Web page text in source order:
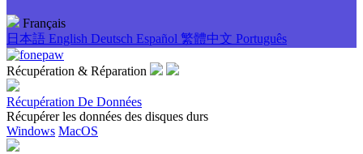
Français
日本語 English Deutsch Español 繁體中文 Português
Récupération & Réparation
Récupération De Données
Récupérer les données des disques durs
Windows MacOS